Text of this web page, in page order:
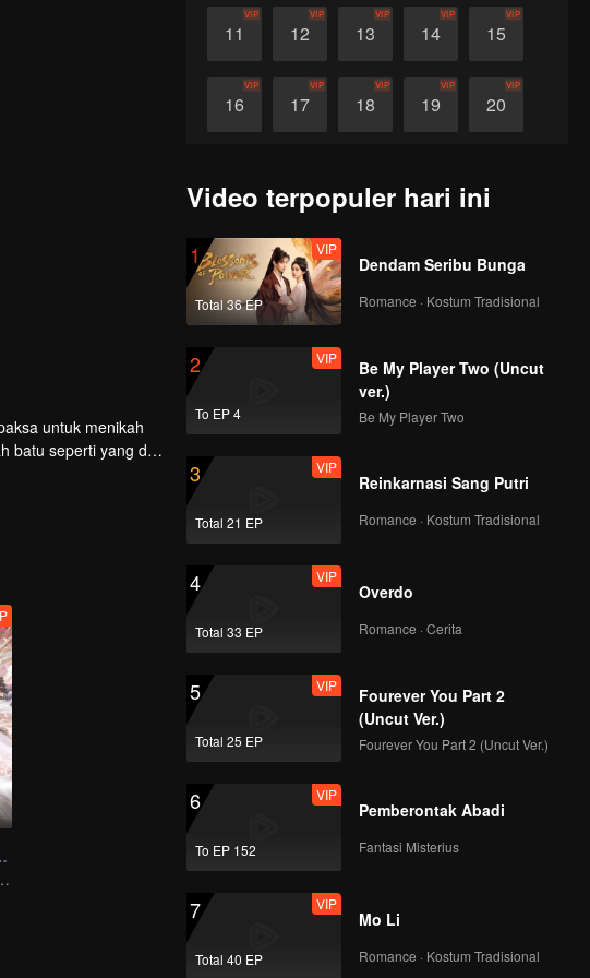
11
VIP
12
VIP
13
VIP
14
VIP
15
VIP
16
VIP
17
VIP
18
VIP
19
VIP
20
VIP
26 27
untuk menikah
batu seperti yang dia
proses itu.
Naga
untuk mengubah dunia.
Video terpopuler hari ini
1
Total 36 EP
VIP
Dendam Seribu Bunga
Romance · Kostum Tradisional
2
To EP 4
VIP
Be My Player Two (Uncut
ver.)
Be My Player Two
3
Total 21 EP
VIP
Reinkarnasi Sang Putri
Romance · Kostum Tradisional
4
Total 33 EP
VIP
Overdo
Romance · Cerita
5
Total 25 EP
VIP
Fourever You Part 2
(Uncut Ver.)
Fourever You Part 2 (Uncut Ver.)
6
To EP 152
VIP
Pemberontak Abadi
Fantasi Misterius
7
Total 40 EP
VIP
Mo Li
Romance · Kostum Tradisional